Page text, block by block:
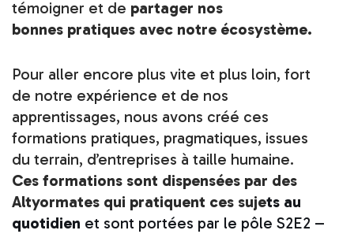
témoigner et de partager nos
bonnes pratiques avec notre écosystème.
Pour aller encore plus vite et plus loin, fort
de notre expérience et de nos
apprentissages, nous avons créé ces
formations pratiques, pragmatiques, issues
du terrain, d’entreprises à taille humaine.
Ces formations sont dispensées par des
Altyormates qui pratiquent ces sujets au
quotidien et sont portées par le pôle S2E2 –